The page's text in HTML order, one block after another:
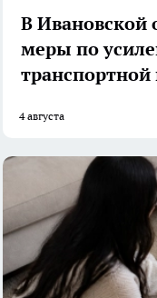
В Ивановской
меры по
4 августа